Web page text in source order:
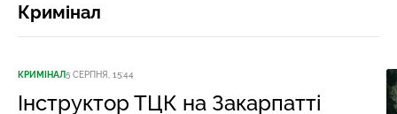
Кримінал
КРИМІНАЛ5 СЕРПНЯ, 15:44
Інструктор ТЦК на Закарпатті